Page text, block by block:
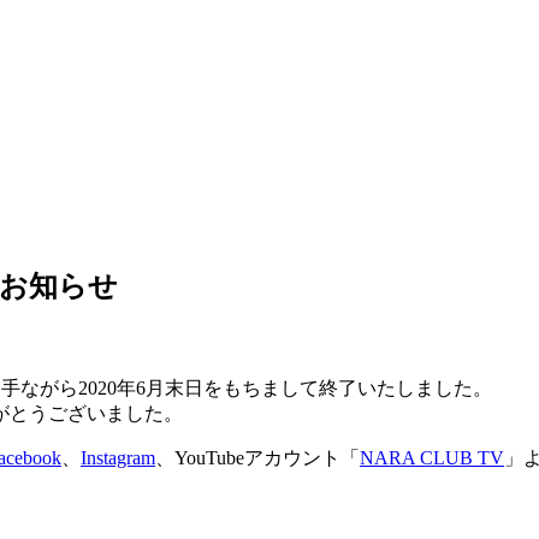
知らせ
がら2020年6月末日をもちまして終了いたしました。
うございました。
、 Instagram、YouTubeアカウント「 NARA CLUB TV 」